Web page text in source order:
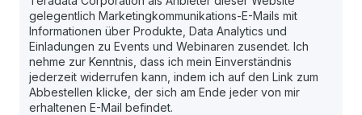
gelegentlich Marketingkommunikations-E-Mails mit
Informationen über Produkte, Data Analytics und
Einladungen zu Events und Webinaren zusendet. Ich
nehme zur Kenntnis, dass ich mein Einverständnis
jederzeit widerrufen kann, indem ich auf den Link zum
Abbestellen klicke, der sich am Ende jeder von mir
erhaltenen E-Mail befindet.